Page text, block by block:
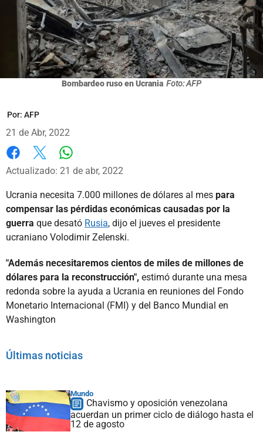
Bombardeo ruso en Ucrania Foto: AFP
Por: AFP
21 de Abr, 2022
Facebook
X
Actualizado: 21 de abr, 2022
Ucrania necesita 7.000 millones de dólares al mes para
compensar las pérdidas económicas causadas por la
guerra que desató Rusia, dijo el jueves el presidente
ucraniano Volodimir Zelenski.
"Además necesitaremos cientos de miles de millones de
dólares para la reconstrucción", estimó durante una mesa
redonda sobre la ayuda a Ucrania en reuniones del Fondo
Monetario Internacional (FMI) y del Banco Mundial en
Washington
Últimas noticias
Mundo
Chavismo y oposición venezolana
acuerdan un primer ciclo de diálogo hasta el
12 de agosto